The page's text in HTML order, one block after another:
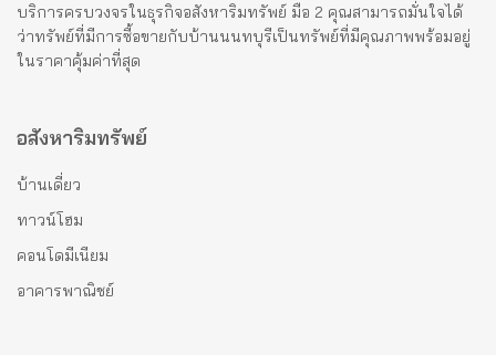
บริการครบวงจรในธุรกิจอสังหาริมทรัพย์ มือ 2 คุณสามารถมั่นใจได้
ว่าทรัพย์ที่มีการซื้อขายกับบ้านนนทบุรีเป็นทรัพย์ที่มีคุณภาพพร้อมอยู่
ในราคาคุ้มค่าที่สุด
อสังหาริมทรัพย์
บ้านเดี่ยว
ทาวน์โฮม
คอนโดมีเนียม
อาคารพาณิชย์